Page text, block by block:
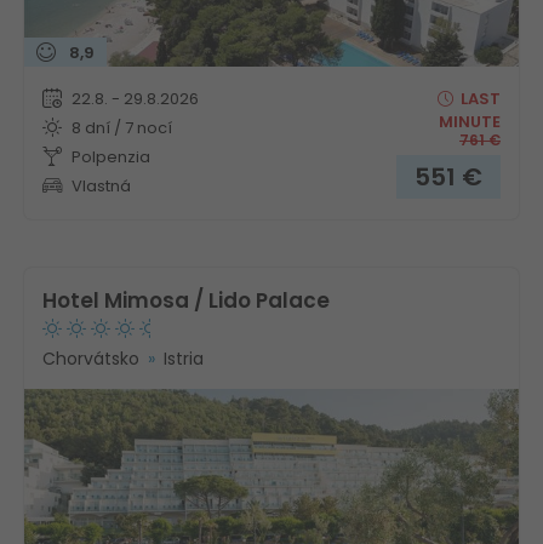
8,9
22.8. - 29.8.2026
8 dní / 7 nocí
Polpenzia
Vlastná
LAST
MINUTE
761€
551 €
Hotel Mimosa / Lido Palace
Chorvátsko Istria